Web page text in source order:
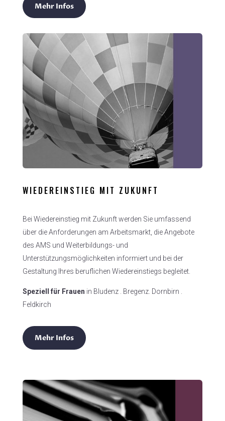
Mehr Infos
WIEDEREINSTIEG MIT ZUKUNFT
Bei Wiedereinstieg mit Zukunft werden Sie umfassend
über die Anforderungen am Arbeitsmarkt, die Angebote
des AMS und Weiterbildungs- und
Unterstützungsmöglichkeiten informiert und bei der
Gestaltung Ihres beruflichen Wiedereinstiegs begleitet.
Speziell für Frauen in Bludenz . Bregenz. Dornbirn .
Feldkirch
Mehr Infos